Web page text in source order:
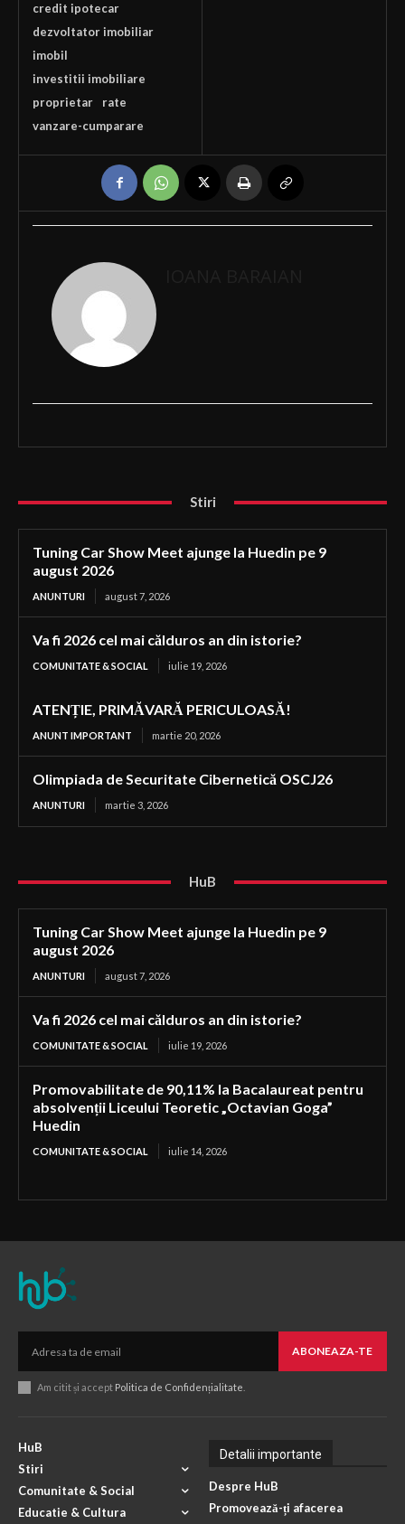
credit ipotecar
dezvoltator imobiliar
imobil
investitii imobiliare
proprietar
rate
vanzare-cumparare
Stiri
Tuning Car Show Meet ajunge la Huedin pe 9
august 2026
ANUNTURI august 7, 2026
Va fi 2026 cel mai călduros an din istorie?
COMUNITATE & SOCIAL iulie 19, 2026
ATENȚIE, PRIMĂVARĂ PERICULOASĂ!
ANUNT IMPORTANT martie 20, 2026
Olimpiada de Securitate Cibernetică OSCJ26
ANUNTURI martie 3, 2026
HuB
Tuning Car Show Meet ajunge la Huedin pe 9
august 2026
ANUNTURI august 7, 2026
Va fi 2026 cel mai călduros an din istorie?
COMUNITATE & SOCIAL iulie 19, 2026
Promovabilitate de 90,11% la Bacalaureat pentru
absolvenții Liceului Teoretic „Octavian Goga”
Huedin
COMUNITATE & SOCIAL iulie 14, 2026
ABONEAZA-TE
Am citit și accept Politica de Confidențialitate
HuB
Stiri
Comunitate & Social
Educatie & Cultura
Detalii importante
Despre HuB
Promovează-ți afacerea